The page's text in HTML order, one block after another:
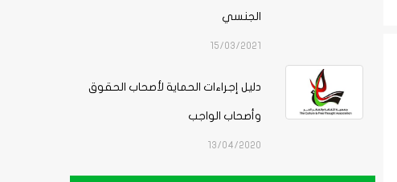
الجنسي
15/03/2021
دليل إجراءات الحماية لأصحاب الحقوق
وأصحاب الواجب
13/04/2020